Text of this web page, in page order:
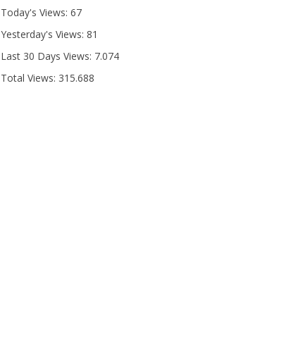
Today's Views: 67
Yesterday's Views: 81
Last 30 Days Views: 7.074
Total Views: 315.688